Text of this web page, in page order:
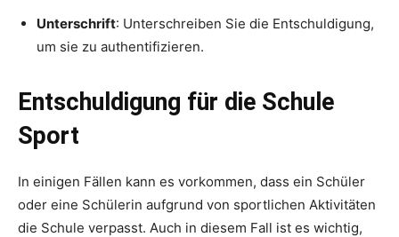
Unterschrift: Unterschreiben Sie die Entschuldigung,
um sie zu authentifizieren.
Entschuldigung für die Schule
Sport
In einigen Fällen kann es vorkommen, dass ein Schüler
oder eine Schülerin aufgrund von sportlichen Aktivitäten
die Schule verpasst. Auch in diesem Fall ist es wichtig,